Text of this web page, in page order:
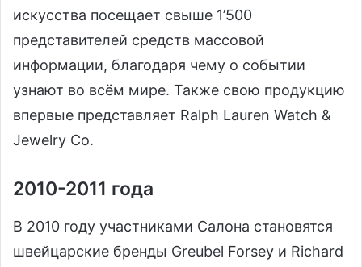
искусства посещает свыше 1’500
представителей средств массовой
информации, благодаря чему о событии
узнают во всём мире. Также свою продукцию
впервые представляет Ralph Lauren Watch &
Jewelry Co.
2010-2011 года
В 2010 году участниками Салона становятся
швейцарские бренды Greubel Forsey и Richard